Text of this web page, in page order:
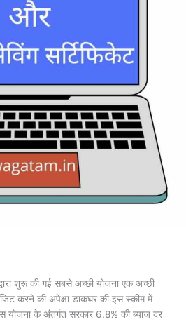
शुरू की गई सबसे अच्छी योजना एक अच्छी
करने की अपेक्षा डाकघर की इस स्कीम में
योजना के अंतर्गत सरकार 6.8% की ब्याज दर